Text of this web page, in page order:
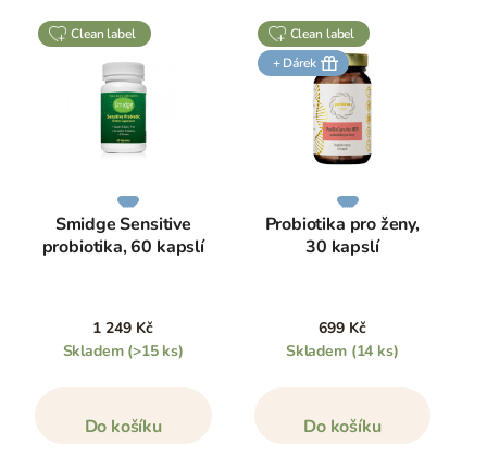
clean label
Smidge Sensitive
probiotika, 60 kapslí
1 249 Kč
Skladem (>15 ks)
Do košíku
clean label
+ Dárek
Probiotika pro ženy,
30 kapslí
699 Kč
Skladem (14 ks)
Do košíku